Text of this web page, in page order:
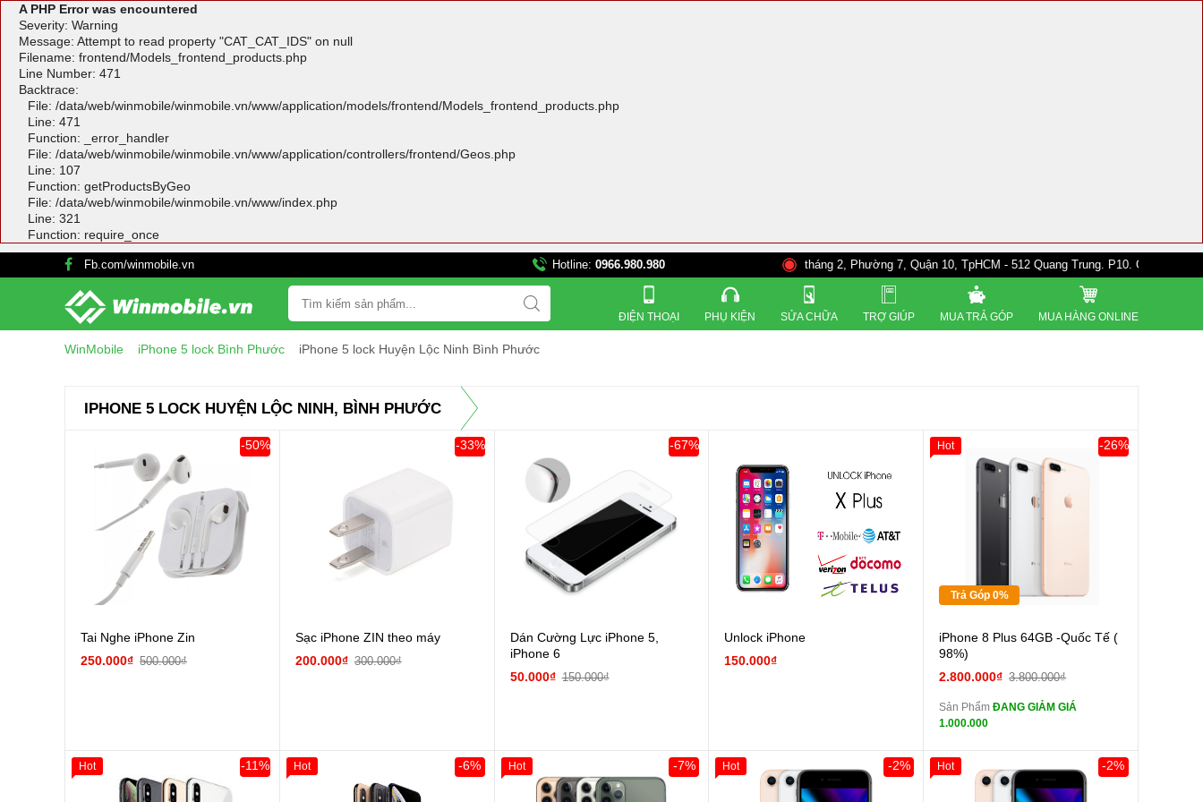
A PHP Error was encountered
Severity: Warning
Message: Attempt to read property "CAT_CAT_IDS" on null
Filename: frontend/Models_frontend_products.php
Line Number: 471
Backtrace:
File: /data/web/winmobile/winmobile.vn/www/application/models/frontend/Models_frontend_products.php
Line: 471
Function: _error_handler
File: /data/web/winmobile/winmobile.vn/www/application/controllers/frontend/Geos.php
Line: 107
Function: getProductsByGeo
File: /data/web/winmobile/winmobile.vn/www/index.php
Line: 321
Function: require_once
Fb.com/winmobile.vn Hotline: 0966.980.980 821 Đường 3 tháng 2, Phường 7, Quận 10, TpHCM - 512 Quang Trung. P10. Gò Vấp - 528A
ĐIỆN THOẠI PHỤ KIỆN SỬA CHỮA TRỢ GIÚP MUA TRẢ GÓP MUA HÀNG ONLINE
WinMobile iPhone 5 lock Bình Phước iPhone 5 lock Huyện Lộc Ninh Bình Phước
IPHONE 5 LOCK HUYỆN LỘC NINH, BÌNH PHƯỚC
Tai Nghe iPhone Zin
250.000₫ 500.000₫
-50%
Sạc iPhone ZIN theo máy
200.000₫ 300.000₫
-33%
Dán Cường Lực iPhone 5,
iPhone 6
50.000₫ 150.000₫
-67%
Unlock iPhone
150.000₫
Trả Góp 0%
Giảm 100.000đ
Khách Hàng
Tặng
Cường lực 10D full
màn
tai nghe iPhone 6S
iPhone 8 Plus 64GB -Quốc Tế (
98%)
2.800.000₫ 3.800.000₫
-26%
Sản PhẩmĐANG GIẢM GIÁ
1.000.000
Hot
Giảm 100.000đ
Khách Hàng
-11%
Hot
Giảm 100.000đ
Khách Hàng
-6%
Hot
Giảm 100.000đ
Khách Hàng
-7%
Hot
Giảm 100.000đ
Khách Hàng
-2%
Hot
Giảm 100.000đ
Khách Hàng
-2%
Hot